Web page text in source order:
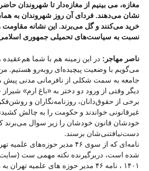
مغازه، می بینیم از مغازه‌دار تا شهروندان
نشان می‌دهند. فردای آن روز شهروندان به
خرید می‌کنند و گل می‌برند. این نشانه مقاومت
نسبت به سیاست‌های تحمیلی جمهوری
ناصر مهاجر: در این زمینه هم با شما
می‌گویم با وضعیت پیچیده‌ای روبه‌رو هستیم.
جامعه به سمت شکلی از نافرمانی مدنی پیش
دیگر وقتی از ورود دو دختر به «باغ ارم» شیراز
برخی از حقوق‌دانان، روزنامه‌نگاران و
غیرقانونی خواندند و حکومت را به چالش
خودشان قانون خودشان را زیر سوال می‌برند
دست‌نیافتنی‌شان برسند.
نامه‌ای که از سوی ۴۶ مدیر
۱۴۰۱ ، نامه ۴۶ مدیر حوزه های علمیه